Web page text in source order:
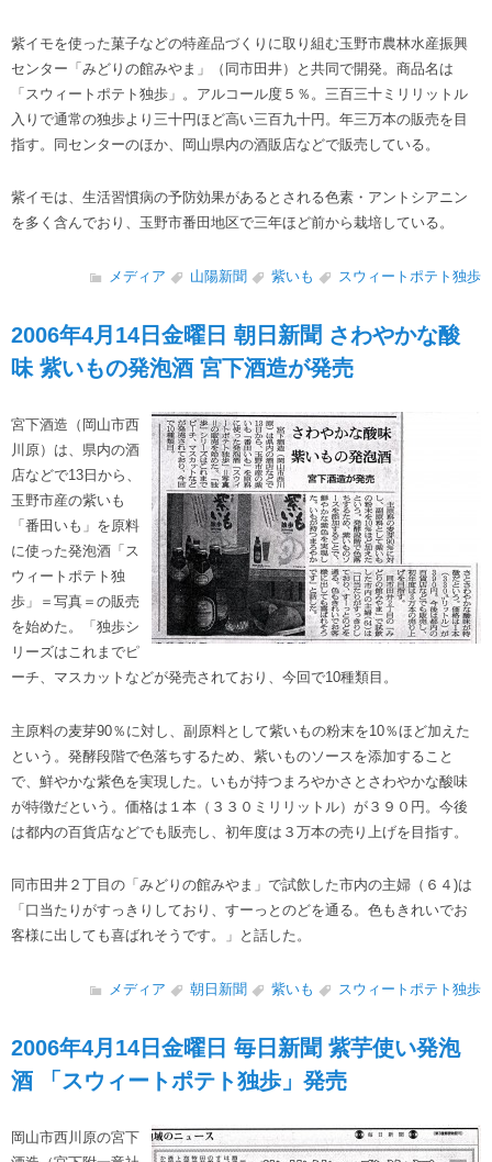
紫イモを使った菓子などの特産品づくりに取り組む玉野市農林水産振興
センター「みどりの館みやま」（同市田井）と共同で開発。商品名は
「スウィートポテト独歩」。アルコール度５％。三百三十ミリリットル
入りで通常の独歩より三十円ほど高い三百九十円。年三万本の販売を目
指す。同センターのほか、岡山県内の酒販店などで販売している。
紫イモは、生活習慣病の予防効果があるとされる色素・アントシアニン
を多く含んでおり、玉野市番田地区で三年ほど前から栽培している。
メディア 山陽新聞 紫いも スウィートポテト独歩
2006年4月14日金曜日 朝日新聞 さわやかな酸
味 紫いもの発泡酒 宮下酒造が発売
宮下酒造（岡山市西
川原）は、県内の酒
店などで13日から、
玉野市産の紫いも
「番田いも」を原料
に使った発泡酒「ス
ウィートポテト独
歩」＝写真＝の販売
を始めた。「独歩シ
リーズはこれまでピ
ーチ、マスカットなどが発売されており、今回で10種類目。
主原料の麦芽90％に対し、副原料として紫いもの粉末を10％ほど加えた
という。発酵段階で色落ちするため、紫いものソースを添加すること
で、鮮やかな紫色を実現した。いもが持つまろやかさとさわやかな酸味
が特徴だという。価格は１本（３３０ミリリットル）が３９０円。今後
は都内の百貨店などでも販売し、初年度は３万本の売り上げを目指す。
同市田井２丁目の「みどりの館みやま」で試飲した市内の主婦（６４)は
「口当たりがすっきりしており、すーっとのどを通る。色もきれいでお
客様に出しても喜ばれそうです。」と話した。
メディア 朝日新聞 紫いも スウィートポテト独歩
2006年4月14日金曜日 毎日新聞 紫芋使い発泡
酒 「スウィートポテト独歩」発売
岡山市西川原の宮下